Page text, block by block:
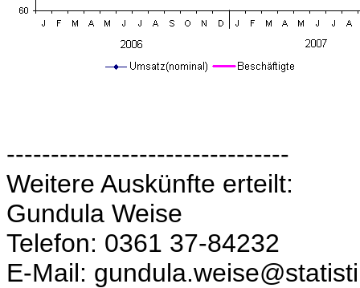
--------------------------------
Weitere Auskünfte erteilt:
Gundula Weise
Telefon: 0361 37-84232
E-Mail: